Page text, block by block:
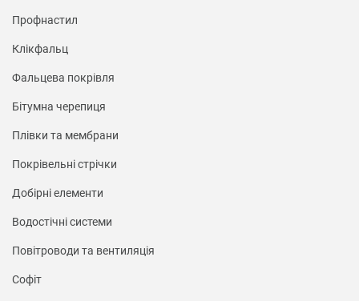
Профнастил
Клікфальц
Фальцева покрівля
Бітумна черепиця
Плівки та мембрани
Покрівельні стрічки
Добірні елементи
Водостічні системи
Повітроводи та вентиляція
Софіт